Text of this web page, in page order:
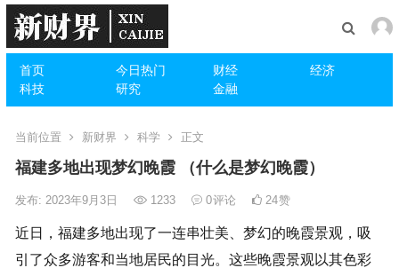
首页 今日热门 财经
经济
科技
研究 金融
当前位置 新财界 科学 正文
福建多地出现梦幻晚霞 （什么是梦幻晚霞）
发布: 2023年9月3日 1233 0评论 24赞
近日，福建多地出现了一连串壮美、梦幻的晚霞景观，吸
引了众多游客和当地居民的目光。这些晚霞景观以其色彩